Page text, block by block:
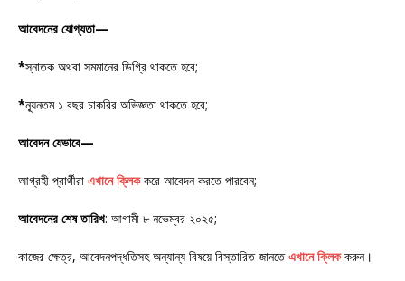
আবেদনের যোগ্যতা—
*স্নাতক অথবা সমমানের ডিগ্রি থাকতে হবে;
*ন্যূনতম ১ বছর চাকরির অভিজ্ঞতা থাকতে হবে;
আবেদন যেভাবে—
আগ্রহী প্রার্থীরা এখানে ক্লিককরে আবেদন করতে পারবেন;
আবেদনের শেষ তারিখ: আগামী ৮ নভেম্বর ২০২৫;
কাজের ক্ষেত্র, আবেদনপদ্ধতিসহ অন্যান্য বিষয়ে বিস্তারিত জানতেএখানে ক্লিককরুন।